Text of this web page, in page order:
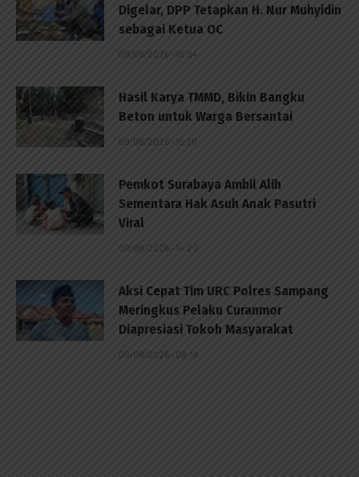
Digelar, DPP Tetapkan H. Nur Muhyidin
sebagai Ketua OC
09/08/2026 - 18:54
Hasil Karya TMMD, Bikin Bangku
Beton untuk Warga Bersantai
09/08/2026 - 15:30
Pemkot Surabaya Ambil Alih
Sementara Hak Asuh Anak Pasutri
Viral
09/08/2026 - 14:20
Aksi Cepat Tim URC Polres Sampang
Meringkus Pelaku Curanmor
Diapresiasi Tokoh Masyarakat
09/08/2026 - 08:18